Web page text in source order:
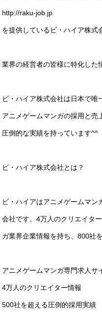
http://raku-job.jp
を提供しているビ・ハイア株式
業界の経営者の皆様に特化した
ビ・ハイア株式会社は日本で唯
アニメゲームマンガの採用と売
圧倒的な実績を持っています^^
ビ・ハイア株式会社とは？
ビ・ハイアはアニメゲームマ
会社です。4万人の­­クリエイタ
ガ業界企業情報を持ち、800­社­
アニメゲームマンガ専門求人
4万人のクリエイター情報
500社を超える圧倒的採用実績